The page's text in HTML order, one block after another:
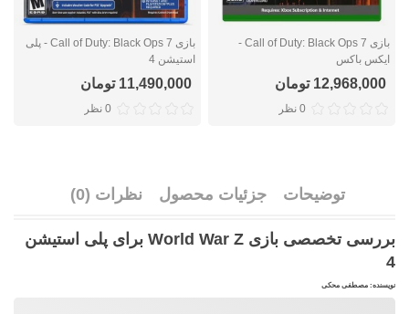
بازی Call of Duty: Black Ops 7 -
ایکس باکس
12,968,000 تومان
0 نظر
بازی Call of Duty: Black Ops 7 - پلی
استیشن 4
11,490,000 تومان
0 نظر
توضیحات جزئیات محصول نظرات (0)
بررسی تخصصی بازی World War Z برای پلی استیشن
4
نویسنده: مصطفی محکی